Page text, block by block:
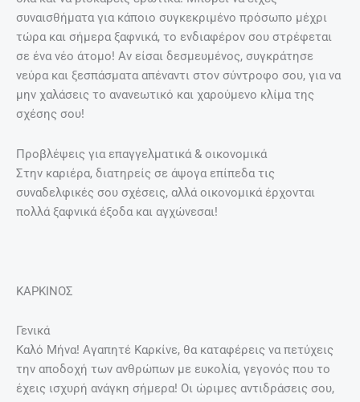
συναισθήματα για κάποιο συγκεκριμένο πρόσωπο μέχρι
τώρα και σήμερα ξαφνικά, το ενδιαφέρον σου στρέφεται
σε ένα νέο άτομο! Αν είσαι δεσμευμένος, συγκράτησε
νεύρα και ξεσπάσματα απέναντι στον σύντροφο σου, για να
μην χαλάσεις το ανανεωτικό και χαρούμενο κλίμα της
σχέσης σου!
Προβλέψεις για επαγγελματικά & οικονομικά
Στην καριέρα, διατηρείς σε άψογα επίπεδα τις
συναδελφικές σου σχέσεις, αλλά οικονομικά έρχονται
πολλά ξαφνικά έξοδα και αγχώνεσαι!
ΚΑΡΚΙΝΟΣ
Γενικά
Καλό Μήνα! Αγαπητέ Καρκίνε, θα καταφέρεις να πετύχεις
την αποδοχή των ανθρώπων με ευκολία, γεγονός που το
έχεις ισχυρή ανάγκη σήμερα! Οι ώριμες αντιδράσεις σου,